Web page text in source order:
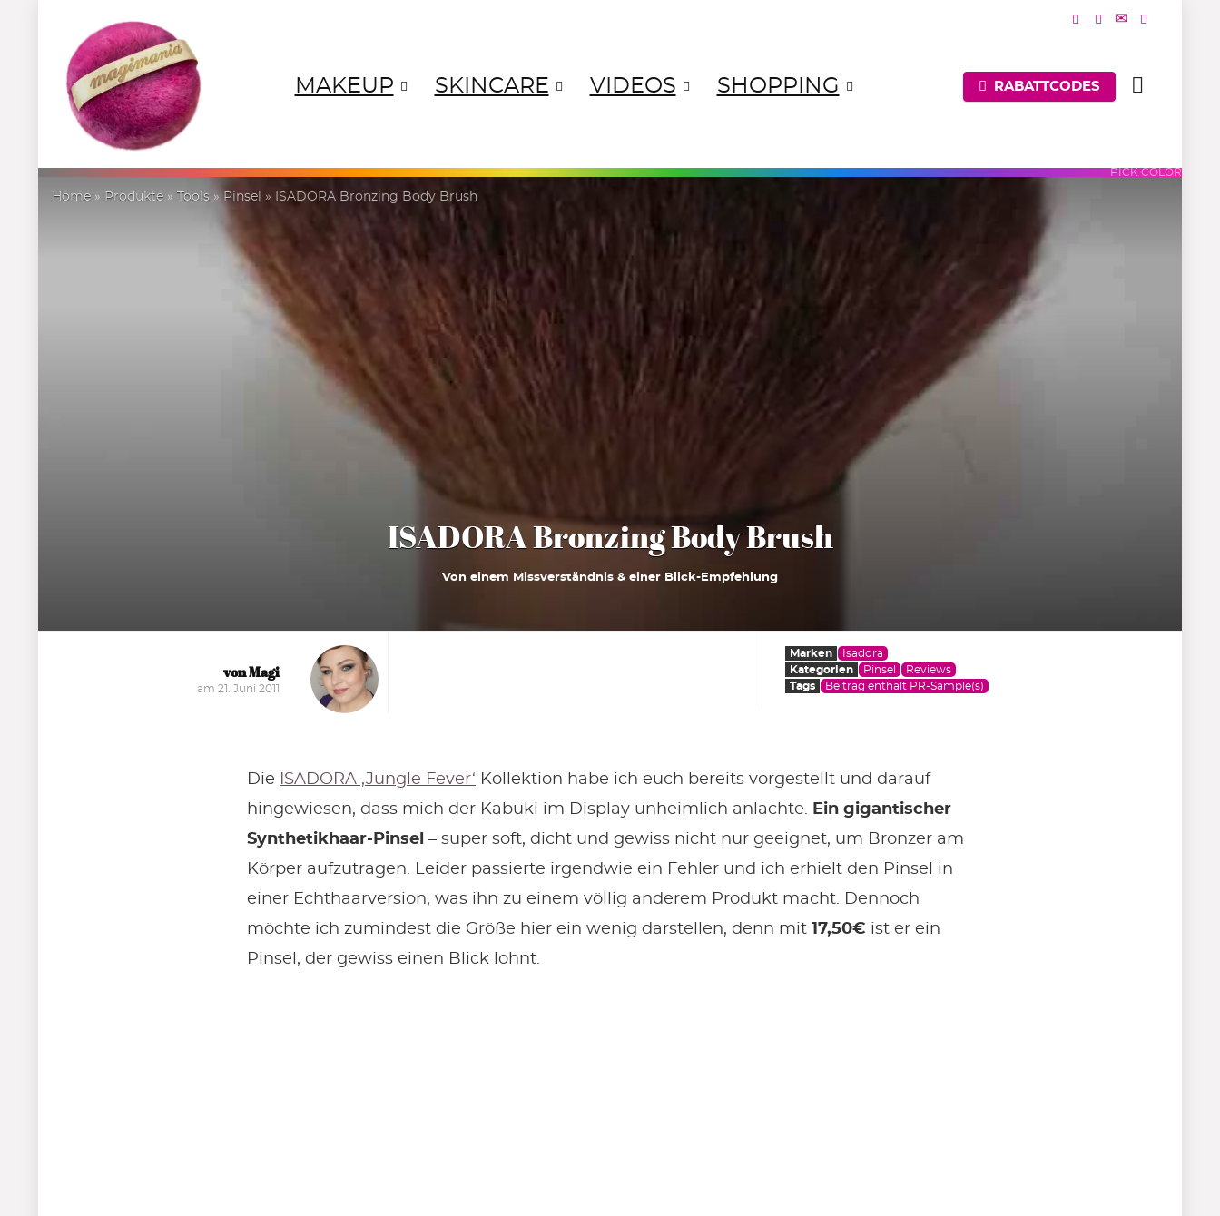
MAKEUP SKINCARE VIDEOS SHOPPING RABATTCODES
PICK COLOR
NEUTRALS
REDSORANGESYELLOWSGREENSBLUESPURPLES
PINKS
Home » Produkte » Tools » Pinsel » ISADORA Bronzing Body Brush
ISADORA Bronzing Body Brush
Von einem Missverständnis & einer Blick-Empfehlung
von Magi
am 21. Juni 2011
Marken
Isadora
Kategorien
Pinsel
Reviews
Tags
Beitrag enthält PR-Sample(s)
Die ISADORA ‚Jungle Fever‘ Kollektion habe ich euch bereits vorgestellt und darauf
hingewiesen, dass mich der Kabuki im Display unheimlich anlachte. Ein gigantischer
Synthetikhaar-Pinsel – super soft, dicht und gewiss nicht nur geeignet, um Bronzer am
Körper aufzutragen. Leider passierte irgendwie ein Fehler und ich erhielt den Pinsel in
einer Echthaarversion, was ihn zu einem völlig anderem Produkt macht. Dennoch
möchte ich zumindest die Größe hier ein wenig darstellen, denn mit 17,50€ ist er ein
Pinsel, der gewiss einen Blick lohnt.